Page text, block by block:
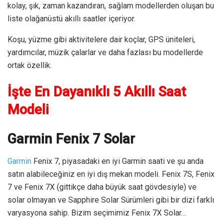
kolay, şık, zaman kazandıran, sağlam modellerden oluşan bu
liste olağanüstü akıllı saatler içeriyor.
Koşu, yüzme gibi aktivitelere dair koçlar, GPS üniteleri,
yardımcılar, müzik çalarlar ve daha fazlası bu modellerde
ortak özellik.
İşte En Dayanıklı 5 Akıllı Saat
Modeli
Garmin Fenix 7 Solar
Garmin Fenix 7, piyasadaki en iyi Garmin saati ve şu anda
satın alabileceğiniz en iyi dış mekan modeli. Fenix 7S, Fenix
7 ve Fenix 7X (gittikçe daha büyük saat gövdesiyle) ve
solar olmayan ve Sapphire Solar Sürümleri gibi bir dizi farklı
varyasyona sahip. Bizim seçimimiz Fenix 7X Solar…